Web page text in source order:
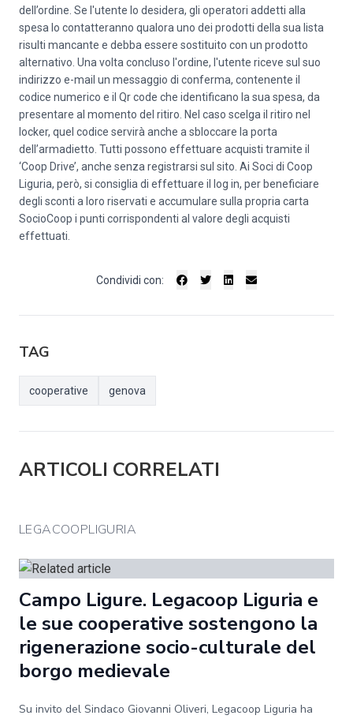
dell’ordine. Se l'utente lo desidera, gli operatori addetti alla
spesa lo contatteranno qualora uno dei prodotti della sua lista
risulti mancante e debba essere sostituito con un prodotto
alternativo. Una volta concluso l'ordine, l'utente riceve sul suo
indirizzo e-mail un messaggio di conferma, contenente il
codice numerico e il Qr code che identificano la sua spesa, da
presentare al momento del ritiro. Nel caso scelga il ritiro nel
locker, quel codice servirà anche a sbloccare la porta
dell’armadietto. Tutti possono effettuare acquisti tramite il
‘Coop Drive’, anche senza registrarsi sul sito. Ai Soci di Coop
Liguria, però, si consiglia di effettuare il log in, per beneficiare
degli sconti a loro riservati e accumulare sulla propria carta
SocioCoop i punti corrispondenti al valore degli acquisti
effettuati.
Condividi con:
TAG
cooperative genova
ARTICOLI CORRELATI
LEGACOOPLIGURIA
Campo Ligure. Legacoop Liguria e
le sue cooperative sostengono la
rigenerazione socio-culturale del
borgo medievale
Su invito del Sindaco Giovanni Oliveri, Legacoop Liguria ha